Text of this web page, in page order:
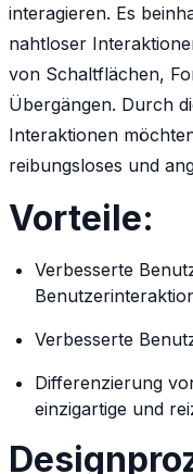
interagieren. Es
nahtloser
von Schaltflächen,
Übergängen. Durch
Interaktionen
reibungsloses und
Vorteile:
Verbesserte
Verbesserte
Differenzierung
einzigartige und